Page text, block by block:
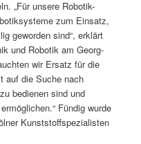
„Für unsere Robotik-
zum Einsatz,
geworden sind“, erklärt
und Robotik am Georg-
wir Ersatz für die
auf die Suche nach
bedienen sind und
Fündig wurde
Kunststoffspezialisten